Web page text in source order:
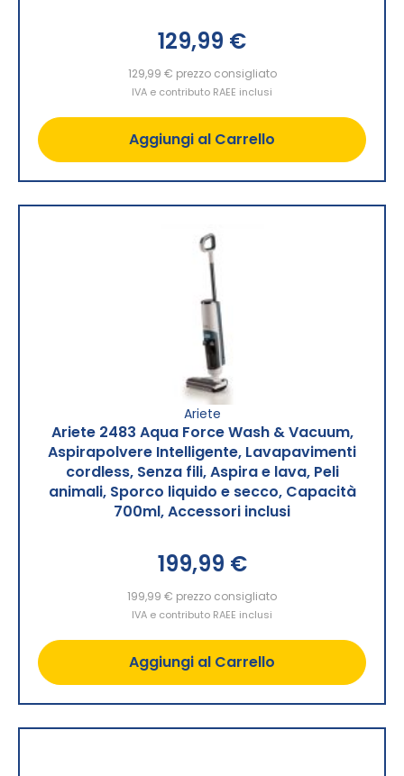
129,99 €
129,99 € prezzo consigliato
IVA e contributo RAEE inclusi
Aggiungi al Carrello
Ariete
Ariete 2483 Aqua Force Wash & Vacuum,
Aspirapolvere Intelligente, Lavapavimenti
cordless, Senza fili, Aspira e lava, Peli
animali, Sporco liquido e secco, Capacità
700ml, Accessori inclusi
199,99 €
199,99 € prezzo consigliato
IVA e contributo RAEE inclusi
Aggiungi al Carrello